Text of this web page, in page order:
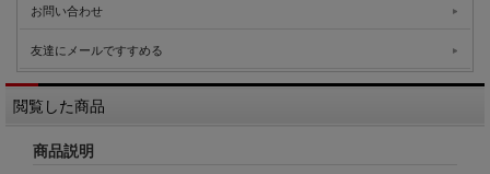
お問い合わせ
友達にメールですすめる
閲覧した商品
商品説明